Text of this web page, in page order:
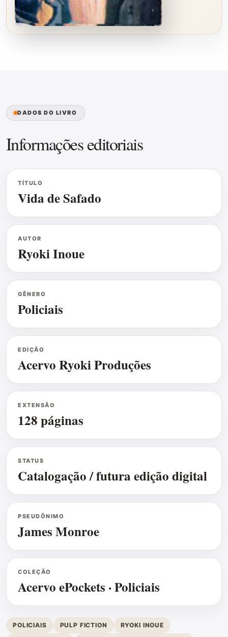
DADOS DO LIVRO
Informações editoriais
TÍTULO
Vida de Safado
AUTOR
Ryoki Inoue
GÊNERO
Policiais
EDIÇÃO
Acervo Ryoki Produções
EXTENSÃO
128 páginas
STATUS
Catalogação / futura edição digital
PSEUDÔNIMO
James Monroe
COLEÇÃO
Acervo ePockets · Policiais
POLICIAIS PULP FICTION RYOKI INOUE